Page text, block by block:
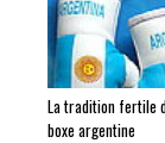
La tradition fertile
boxe argentine